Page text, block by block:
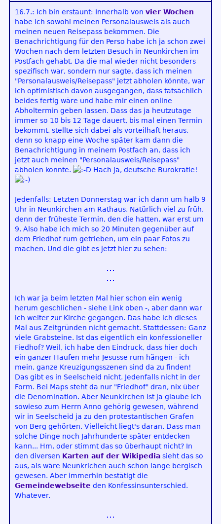
16.7.: Ich bin erstaunt: Innerhalb von vier Wochen
habe ich sowohl meinen Personalausweis als auch
meinen neuen Reisepass bekommen. Die
Benachrichtigung für den Perso habe ich ja schon zwei
Wochen nach dem letzten Besuch in Neunkirchen im
Postfach gehabt. Da die mal wieder nicht besonders
spezifisch war, sondern nur sagte, dass ich meinen
"Personalausweis/Reisepass" jetzt abholen könnte, war
ich optimistisch davon ausgegangen, dass tatsächlich
beides fertig wäre und habe mir einen online
Abholtermin geben lassen. Dass das ja heutzutage
immer so 10 bis 12 Tage dauert, bis mal einen Termin
bekommt, stellte sich dabei als vorteilhaft heraus,
denn so knapp eine Woche später kam dann die
Benachrichtigung in meinem Postfach an, dass ich
jetzt auch meinen "Personalausweis/Reisepass"
abholen könnte.
Hach ja, deutsche Bürokratie!
Jedenfalls: Letzten Donnerstag war ich dann um halb 9
Uhr in Neunkirchen am Rathaus. Natürlich viel zu früh,
denn der früheste Termin, den die hatten, war erst um
9. Also habe ich mich so 20 Minuten gegenüber auf
dem Friedhof rum getrieben, um ein paar Fotos zu
machen. Und die gibt es jetzt hier zu sehen:
Ich war ja beim letzten Mal hier schon ein wenig
herum geschlichen - siehe Link oben -, aber dann war
ich weiter zur Kirche gegangen. Das habe ich dieses
Mal aus Zeitgründen nicht gemacht. Stattdessen: Ganz
viele Grabsteine. Ist das eigentlich ein konfessioneller
Fiedhof? Weil, ich habe den Eindruck, dass hier doch
ein ganzer Haufen mehr Jesusse rum hängen - ich
mein, ganze Kreuzigungsszenen sind da zu finden!
Das gibt es in Seelscheid nicht. Jedenfalls nicht in der
Form. Bei Maps steht da nur "Friedhof" dran, nix über
die Denomination. Aber Neunkirchen ist ja glaube ich
sowieso zum Herrn Anno gehörig gewesen, während
wir in Seelscheid ja zu den protestantischen Grafen
von Berg gehörten. Vielleicht liegt's daran. Dass man
solche Dinge noch Jahrhunderte später entdecken
kann... Hm, oder stimmt das so überhaupt nicht? In
den diversen Karten auf der Wikipedia sieht das so
aus, als wäre Neunkrichen auch schon lange bergisch
gewesen. Aber immerhin bestätigt die
Gemeindewebseite den Konfessinsunterschied.
Whatever.